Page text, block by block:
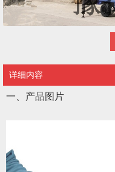
详细内容
一、产品图片